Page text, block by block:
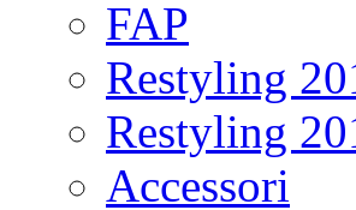
FAP
Restyling
Restyling
Accessori